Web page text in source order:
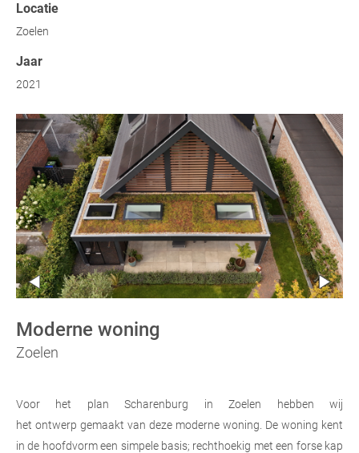
Locatie
Zoelen
Jaar
2021
Moderne woning
Zoelen
Voor het plan Scharenburg in Zoelen hebben wij
het ontwerp gemaakt van deze moderne woning. De woning kent
in de hoofdvorm een simpele basis; rechthoekig met een forse kap